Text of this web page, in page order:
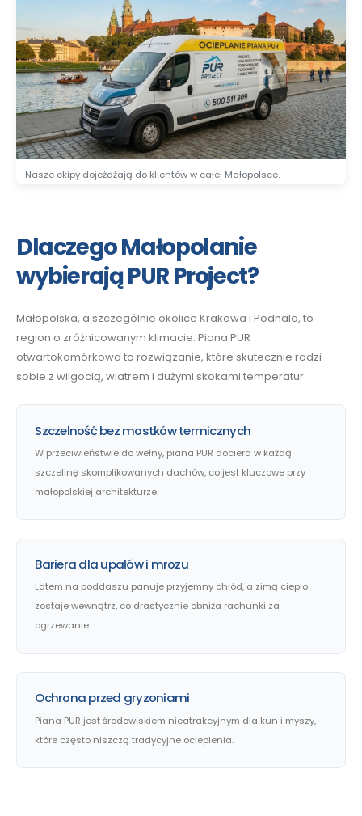
Nasze ekipy dojeżdżają do klientów w całej Małopolsce.
Dlaczego Małopolanie
wybierają PUR Project?
Małopolska, a szczególnie okolice Krakowa i Podhala, to
region o zróżnicowanym klimacie. Piana PUR
otwartokomórkowa to rozwiązanie, które skutecznie radzi
sobie z wilgocią, wiatrem i dużymi skokami temperatur.
Szczelność bez mostków termicznych
W przeciwieństwie do wełny, piana PUR dociera w każdą
szczelinę skomplikowanych dachów, co jest kluczowe przy
małopolskiej architekturze.
Bariera dla upałów i mrozu
Latem na poddaszu panuje przyjemny chłód, a zimą ciepło
zostaje wewnątrz, co drastycznie obniża rachunki za
ogrzewanie.
Ochrona przed gryzoniami
Piana PUR jest środowiskiem nieatrakcyjnym dla kun i myszy,
które często niszczą tradycyjne ocieplenia.